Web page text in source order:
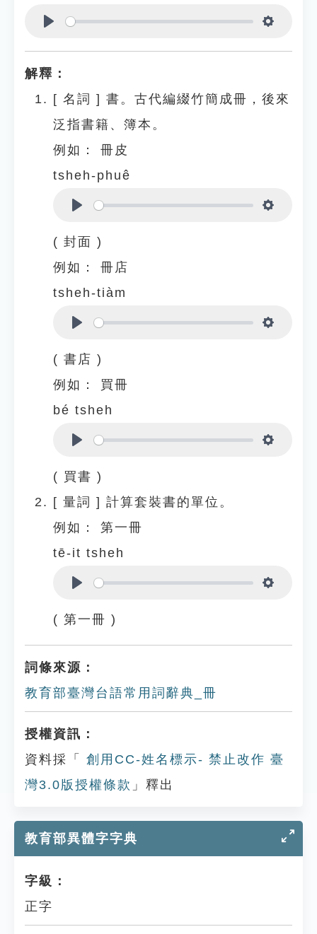
解釋：
[ 名詞 ] 書。古代編綴竹簡成冊，後來
泛指書籍、簿本。
例如：
冊皮
tsheh-phuê
( 封面 )
例如：
冊店
tsheh-tiàm
( 書店 )
例如：
買冊
bé tsheh
( 買書 )
[ 量詞 ] 計算套裝書的單位。
例如：
第一冊
tē-it tsheh
( 第一冊 )
詞條來源：
教育部臺灣台語常用詞辭典_冊
授權資訊：
資料採「
創用CC-姓名標示- 禁止改作 臺
灣3.0版授權條款 」釋出
教育部異體字字典
字級：
正字